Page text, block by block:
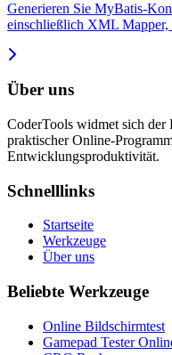
Generieren Sie MyBatis-
einschließlich XML
Über uns
CoderTools widmet sich der
praktischer Online-
Entwicklungsproduktivität.
Schnelllinks
Startseite
Werkzeuge
Über uns
Beliebte Werkzeuge
Online Bildschirmtest
Gamepad Tester